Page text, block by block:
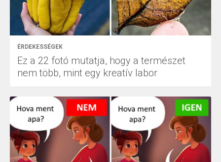
ÉRDEKESSÉGEK
Ez a 22 fotó mutatja, hogy a természet
nem több, mint egy kreatív labor